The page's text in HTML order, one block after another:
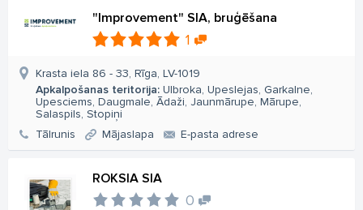
"Improvement" SIA, bruģēšana
1
Krasta iela 86 - 33, Rīga, LV-1019
Apkalpošanas teritorija: Ulbroka, Upeslejas, Garkalne,
Upesciems, Daugmale, Ādaži, Jaunmārupe, Mārupe,
Salaspils, Stopiņi
Tālrunis
Mājaslapa E-pasta adrese
ROKSIA SIA
0